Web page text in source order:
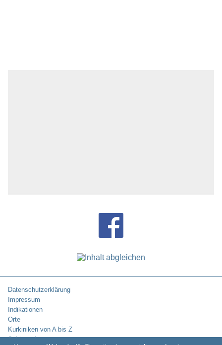
Datenschutzerklärung
Impressum
Indikationen
Orte
Kurkiniken von A bis Z
Schlüsselwörter